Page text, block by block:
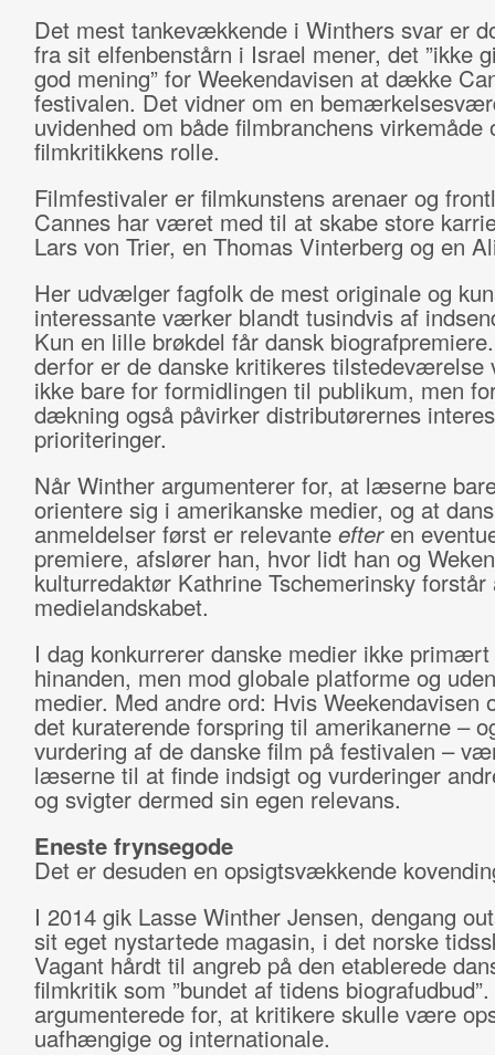
Det mest tankevækkende i Winthers svar er
fra sit elfenbenstårn i Israel mener, det ”ikke
god mening” for Weekendavisen at dække
festivalen. Det vidner om en
uvidenhed om både filmbranchens virkemåde
filmkritikkens rolle.
Filmfestivaler er filmkunstens arenaer og
Cannes har været med til at skabe store
Lars von Trier, en Thomas Vinterberg og en
Her udvælger fagfolk de mest originale og
interessante værker blandt tusindvis af
Kun en lille brøkdel får dansk
derfor er de danske kritikeres tilstedeværelse
ikke bare for formidlingen til publikum, men
dækning også påvirker distributørernes
prioriteringer.
Når Winther argumenterer for, at læserne
orientere sig i amerikanske medier, og at
anmeldelser først er relevante efteren
premiere, afslører han, hvor lidt han og
kulturredaktør Kathrine Tschemerinsky forstår
medielandskabet.
I dag konkurrerer danske medier ikke primært
hinanden, men mod globale platforme og
medier. Med andre ord: Hvis Weekendavisen
det kuraterende forspring til amerikanerne –
vurdering af de danske film på festivalen –
læserne til at finde indsigt og vurderinger
og svigter dermed sin egen relevans.
Eneste frynsegode
Det er desuden en opsigtsvækkende
I 2014 gik Lasse Winther Jensen, dengang
sit eget nystartede magasin, i det norske
Vagant hårdt til angreb på den etablerede
filmkritik som ”bundet af tidens
argumenterede for, at kritikere skulle være
uafhængige og internationale.